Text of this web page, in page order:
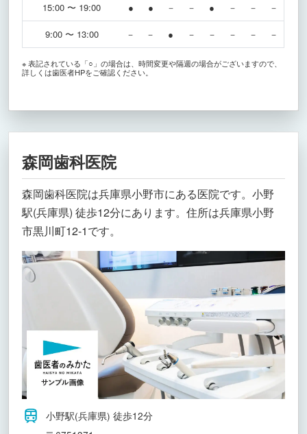
15:00 〜 19:00 ● ● － － ● － － －
9:00 〜 13:00 － － ● － － － － －
※ 表記されている「○」の場合は、時間変更や隔週の場合がございますので、
詳しくは歯医者HPをご確認ください。
森岡歯科医院
森岡歯科医院は兵庫県小野市にある医院です。小野
駅(兵庫県) 徒歩12分にあります。住所は兵庫県小野
市黒川町12-1です。
小野駅(兵庫県) 徒歩12分